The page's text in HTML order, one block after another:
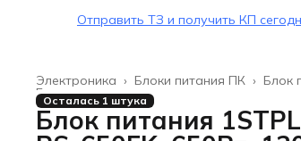
Отправить ТЗ и получить КП
Блок
Блоки питания ПК ›
Электроника ›
Главная ›
Осталась 1 штука
Блок питания